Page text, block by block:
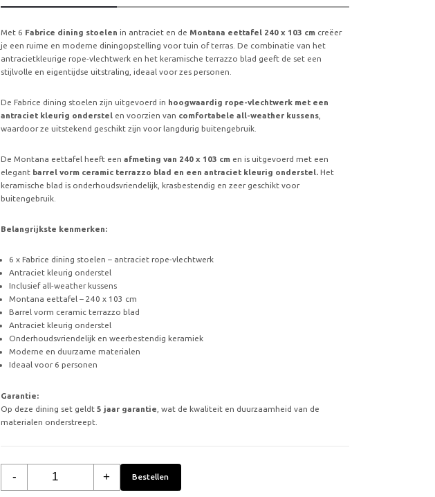
Met 6 Fabrice dining stoelen in antraciet en de Montana eettafel 240 x 103 cm creëer
je een ruime en moderne diningopstelling voor tuin of terras. De combinatie van het
antracietkleurige rope-vlechtwerk en het keramische terrazzo blad geeft de set een
stijlvolle en eigentijdse uitstraling, ideaal voor zes personen.
De Fabrice dining stoelen zijn uitgevoerd in hoogwaardig rope-vlechtwerk met een
antraciet kleurig onderstel en voorzien van comfortabele all-weather kussens
waardoor ze uitstekend geschikt zijn voor langdurig buitengebruik.
De Montana eettafel heeft eenafmeting van 240 x 103 cm en is uitgevoerd met een
elegant barrel vorm ceramic terrazzo blad en een antraciet kleurig onderstel. Het
keramische blad is onderhoudsvriendelijk, krasbestendig en zeer geschikt voor
buitengebruik.
Belangrijkste kenmerken:
6 x Fabrice dining stoelen – antraciet rope-vlechtwerk
Antraciet kleurig onderstel
Inclusief all-weather kussens
Montana eettafel – 240 x 103 cm
Barrel vorm ceramic terrazzo blad
Antraciet kleurig onderstel
Onderhoudsvriendelijk en weerbestendig keramiek
Moderne en duurzame materialen
Ideaal voor 6 personen
Garantie:
Op deze dining set geldt 5 jaar garantie , wat de kwaliteit en duurzaamheid van de
materialen onderstreept.
- + Bestellen